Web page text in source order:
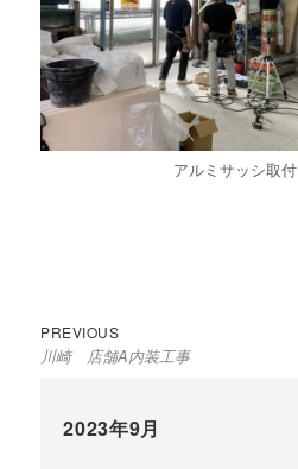
アルミサッシ取付
投
稿
PREVIOUS
post:
川崎 店舗A内装工事
2023年9月